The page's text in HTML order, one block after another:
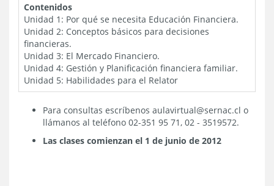
Contenidos
Unidad 1: Por qué se necesita Educación Financiera.
Unidad 2: Conceptos básicos para decisiones
financieras.
Unidad 3: El Mercado Financiero.
Unidad 4: Gestión y Planificación financiera familiar.
Unidad 5: Habilidades para el Relator
Para consultas escríbenos aulavirtual@sernac.cl o
llámanos al teléfono 02-351 95 71, 02 - 3519572.
Las clases comienzan el 1 de junio de 2012